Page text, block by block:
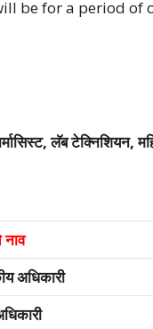
be for a period of
लॅब टेक्निशियन,
नाव
अधिकारी